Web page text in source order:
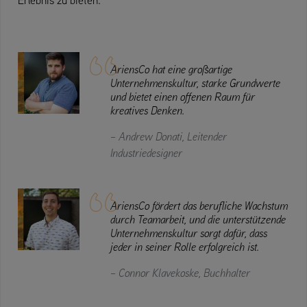
AriensCo hat eine großartige
Unternehmenskultur, starke Grundwerte
und bietet einen offenen Raum für
kreatives Denken.
– Andrew Donati, Leitender
Industriedesigner
AriensCo fördert das berufliche Wachstum
durch Teamarbeit, und die unterstützende
Unternehmenskultur sorgt dafür, dass
jeder in seiner Rolle erfolgreich ist.
– Connor Klavekoske, Buchhalter